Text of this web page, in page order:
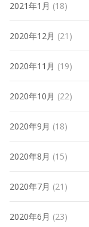
2021年1月 (18)
2020年12月 (21)
2020年11月 (19)
2020年10月 (22)
2020年9月 (18)
2020年8月 (15)
2020年7月 (21)
2020年6月 (23)